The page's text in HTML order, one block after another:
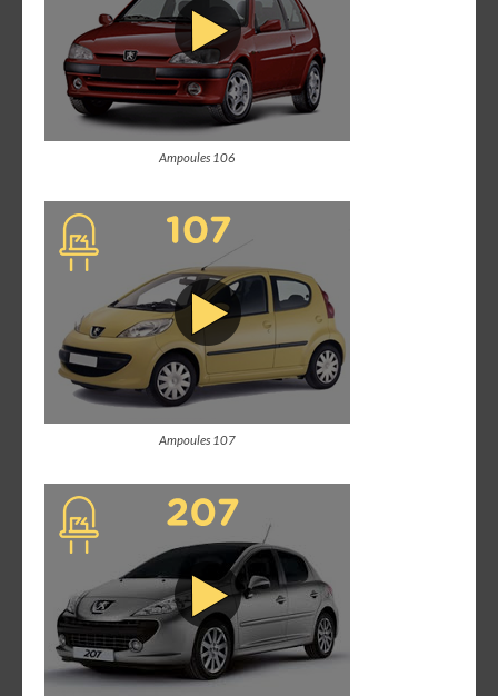
Ampoules 106
Ampoules 107